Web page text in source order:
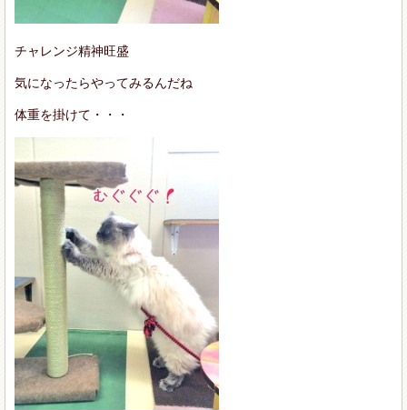
チャレンジ精神旺盛
気になったらやってみるんだね
体重を掛けて・・・